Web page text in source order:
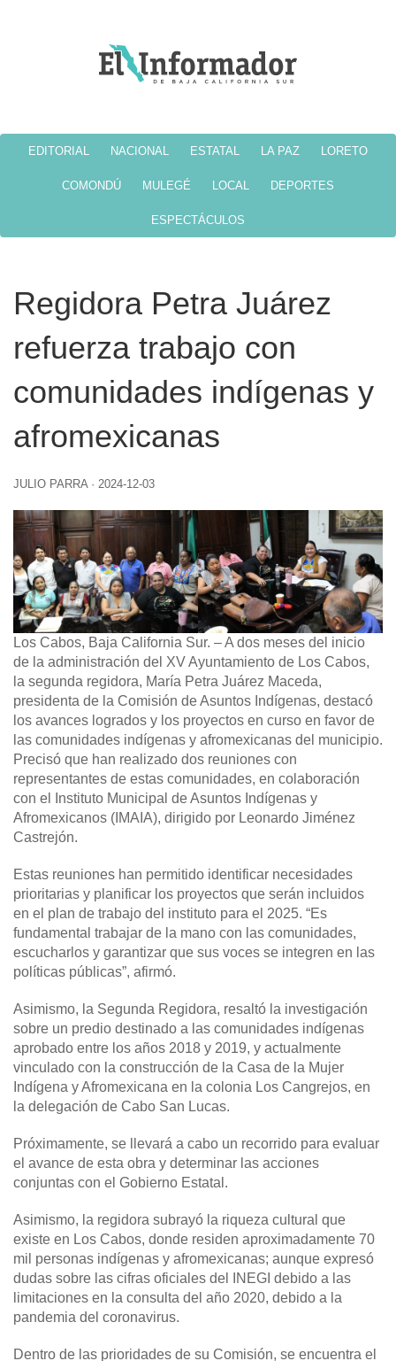
EDITORIAL NACIONAL ESTATAL LA PAZ LORETO
COMONDÚ MULEGÉ LOCAL DEPORTES
ESPECTÁCULOS
Regidora Petra Juárez
refuerza trabajo con
comunidades indígenas y
afromexicanas
JULIO PARRA · 2024-12-03
Los Cabos, Baja California Sur. –A dos meses del inicio
de la administración del XV Ayuntamiento de Los Cabos,
la segunda regidora, María Petra Juárez Maceda,
presidenta de la Comisión de Asuntos Indígenas, destacó
los avances logrados y los proyectos en curso en favor de
las comunidades indígenas y afromexicanas del municipio.
Precisó que han realizado dos reuniones con
representantes de estas comunidades, en colaboración
con el Instituto Municipal de Asuntos Indígenas y
Afromexicanos (IMAIA), dirigido por Leonardo Jiménez
Castrejón.
Estas reuniones han permitido identificar necesidades
prioritarias y planificar los proyectos que serán incluidos
en el plan de trabajo del instituto para el 2025. “Es
fundamental trabajar de la mano con las comunidades,
escucharlos y garantizar que sus voces se integren en las
políticas públicas”, afirmó.
Asimismo, la Segunda Regidora, resaltó la investigación
sobre un predio destinado a las comunidades indígenas
aprobado entre los años 2018 y 2019, y actualmente
vinculado con la construcción de la Casa de la Mujer
Indígena y Afromexicana en la colonia Los Cangrejos, en
la delegación de Cabo San Lucas.
Próximamente, se llevará a cabo un recorrido para evaluar
el avance de esta obra y determinar las acciones
conjuntas con el Gobierno Estatal.
Asimismo, la regidora subrayó la riqueza cultural que
existe en Los Cabos, donde residen aproximadamente 70
mil personas indígenas y afromexicanas; aunque expresó
dudas sobre las cifras oficiales del INEGI debido a las
limitaciones en la consulta del año 2020, debido a la
pandemia del coronavirus.
Dentro de las prioridades de su Comisión, se encuentra el